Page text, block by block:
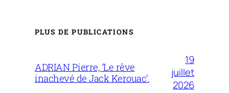
PLUS DE PUBLICATIONS
ADRIAN Pierre, ‘Le rêve
inachevé de Jack Kerouac’.
19
juillet
2026